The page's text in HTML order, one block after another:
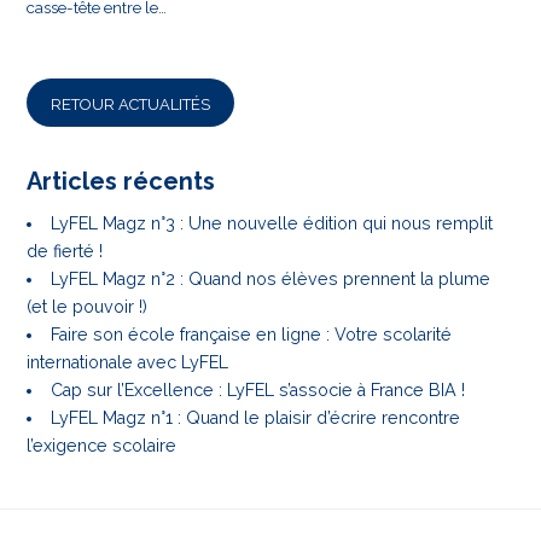
casse-tête entre le…
RETOUR ACTUALITÉS
Articles récents
LyFEL Magz n°3 : Une nouvelle édition qui nous remplit
de fierté !
LyFEL Magz n°2 : Quand nos élèves prennent la plume
(et le pouvoir !)
Faire son école française en ligne : Votre scolarité
internationale avec LyFEL
Cap sur l’Excellence : LyFEL s’associe à France BIA !
LyFEL Magz n°1 : Quand le plaisir d’écrire rencontre
l’exigence scolaire